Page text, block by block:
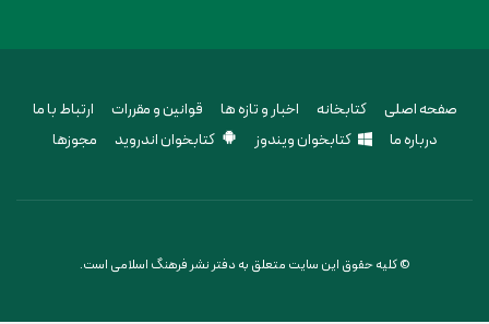
صفحه اصلی کتابخانه اخبار و تازه ها قوانین و مقررات
ارتباط با ما
درباره ما
کتابخوان ویندوز کتابخوان اندروید مجوزها
© کلیه حقوق این سایت متعلق به دفتر نشر فرهنگ اسلامی است.